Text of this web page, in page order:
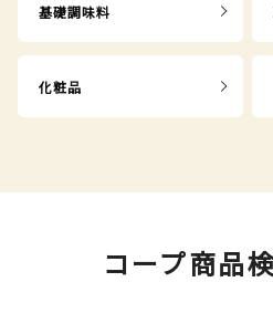
基礎調味料
化粧品
コープ商品